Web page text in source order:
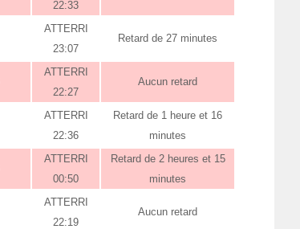
22:33
ATTERRI
23:07
Retard de 27 minutes
ATTERRI
22:27
Aucun retard
ATTERRI
22:36
Retard de 1 heure et 16
minutes
ATTERRI
00:50
Retard de 2 heures et 15
minutes
ATTERRI
22:19
Aucun retard